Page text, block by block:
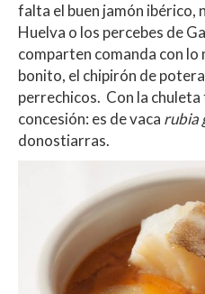
falta el buen jamón ibérico,
Huelva o los percebes de
comparten comanda con
bonito, el chipirón de
perrechicos. Con la chuleta
concesión: es de vaca rubia
donostiarras.